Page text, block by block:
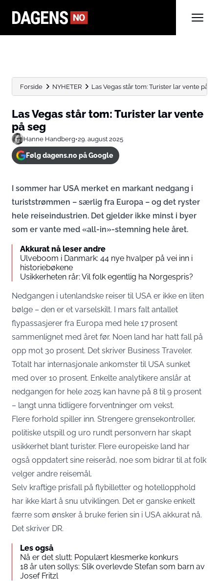
Forside NYHETER Las Vegas står tom: Turister lar vente på
Las Vegas står tom: Turister lar vente
på seg
Hanne Handberg•29. august 2025
Følg dagens.no på Google
I sommer har USA merket en markant nedgang i
turiststrømmen – særlig fra Europa – og det ryster
hele reiseindustrien. Det gjelder ikke minst i byer
som er vante med «all-in»-stemning hele året.
Akkurat nå leser andre
Ulveboom i Danmark: 44 nye hvalper på vei inn i
historiebøkene
Usikkerheten rår: Vil folk egentlig ha Norgespris?
Nedgangen i utenlandske reiser til USA er ikke en liten
bølge – den er et varselskilt. I mars falt antallet
flypassasjerer fra Europa med hele 17 prosent
sammenlignet med året før. Noen land har hatt fall på
opp mot 30 prosent. Det skriver Business Traveler.
Totalt har internasjonale ankomster til USA sunket
med over 10 prosent. Enkelte analytikere anslår at
nedgangen for hele 2025 kan havne på 8 til 9 prosent
– langt unna tidligere forventninger om vekst.
Flere forhold spiller inn. Strengere grensekontroller,
politiske utspill og uro rundt personvern har skapt
usikkerhet blant turister. Flere europeiske land har
også oppdatert sine reiseråd, noe som bidrar til at folk
velger andre reisemål.
Selv kraftige prisfall på flybilletter og hotellopphold
har ikke klart å snu utviklingen. Det er ganske enkelt
færre som ønsker å bruke ferien sin i USA akkurat nå.
Det skriver DR.
Les også
Nå er det slutt: Populært klesmerke konkurs
18 år uten sollys: Slik overlevde Stefan som barn av
Josef Fritzl